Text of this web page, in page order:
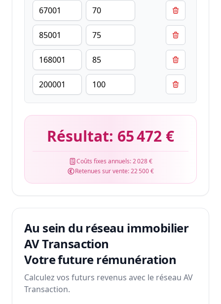
Résultat: 65 472 €
Coûts fixes annuels:2 028 €
Retenues sur vente:22 500 €
Au sein du réseau immobilier
AV Transaction
Votre future rémunération
Calculez vos futurs revenus avec le réseau AV
Transaction.